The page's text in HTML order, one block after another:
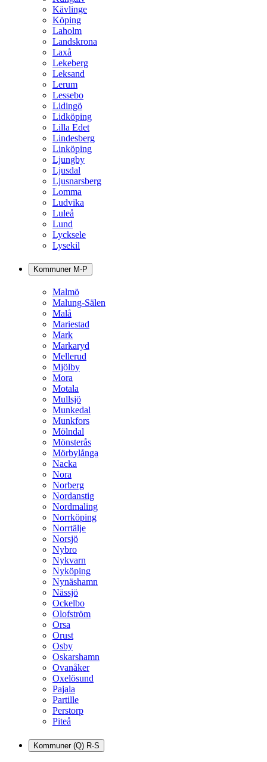
Kävlinge
Köping
Laholm
Landskrona
Laxå
Lekeberg
Leksand
Lerum
Lessebo
Lidingö
Lidköping
Lilla Edet
Lindesberg
Linköping
Ljungby
Ljusdal
Ljusnarsberg
Lomma
Ludvika
Luleå
Lund
Lycksele
Lysekil
Kommuner M-P
Malmö
Malung-Sälen
Malå
Mariestad
Mark
Markaryd
Mellerud
Mjölby
Mora
Motala
Mullsjö
Munkedal
Munkfors
Mölndal
Mönsterås
Mörbylånga
Nacka
Nora
Norberg
Nordanstig
Nordmaling
Norrköping
Norrtälje
Norsjö
Nybro
Nykvarn
Nyköping
Nynäshamn
Nässjö
Ockelbo
Olofström
Orsa
Orust
Osby
Oskarshamn
Ovanåker
Oxelösund
Pajala
Partille
Perstorp
Piteå
Kommuner (Q) R-S